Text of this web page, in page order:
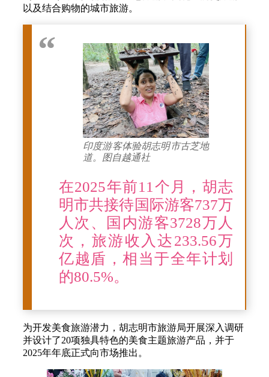
以及结合购物的城市旅游。
印度游客体验胡志明市古芝地
道。图自越通社
在2025年前11个月，胡志
明市共接待国际游客737万
人次、国内游客3728万人
次，旅游收入达233.56万
亿越盾，相当于全年计划
的80.5%。
为开发美食旅游潜力，胡志明市旅游局开展深入调研
并设计了20项独具特色的美食主题旅游产品，并于
2025年年底正式向市场推出。